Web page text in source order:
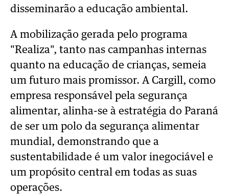
disseminarão a educação ambiental.
A mobilização gerada pelo programa
"Realiza", tanto nas campanhas internas
quanto na educação de crianças, semeia
um futuro mais promissor. A Cargill, como
empresa responsável pela segurança
alimentar, alinha-se à estratégia do Paraná
de ser um polo da segurança alimentar
mundial, demonstrando que a
sustentabilidade é um valor inegociável e
um propósito central em todas as suas
operações.